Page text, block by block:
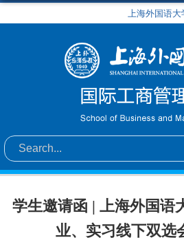
上海外国语大
学生邀请函 | 上海外国语
业、实习线下双选